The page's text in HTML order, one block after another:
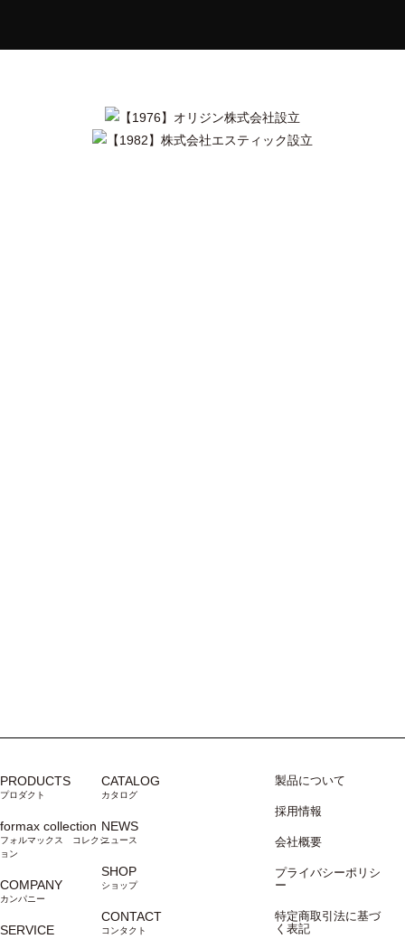
PRODUCTS
プロダクト
formax collection
フォルマックス コレクシ
ョン
COMPANY
カンパニー
SERVICE
CATALOG
カタログ
NEWS
ニュース
SHOP
ショップ
CONTACT
コンタクト
製品について
採用情報
会社概要
プライバシーポリシ
ー
特定商取引法に基づ
く表記